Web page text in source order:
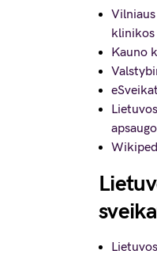
klinikos
Kauno